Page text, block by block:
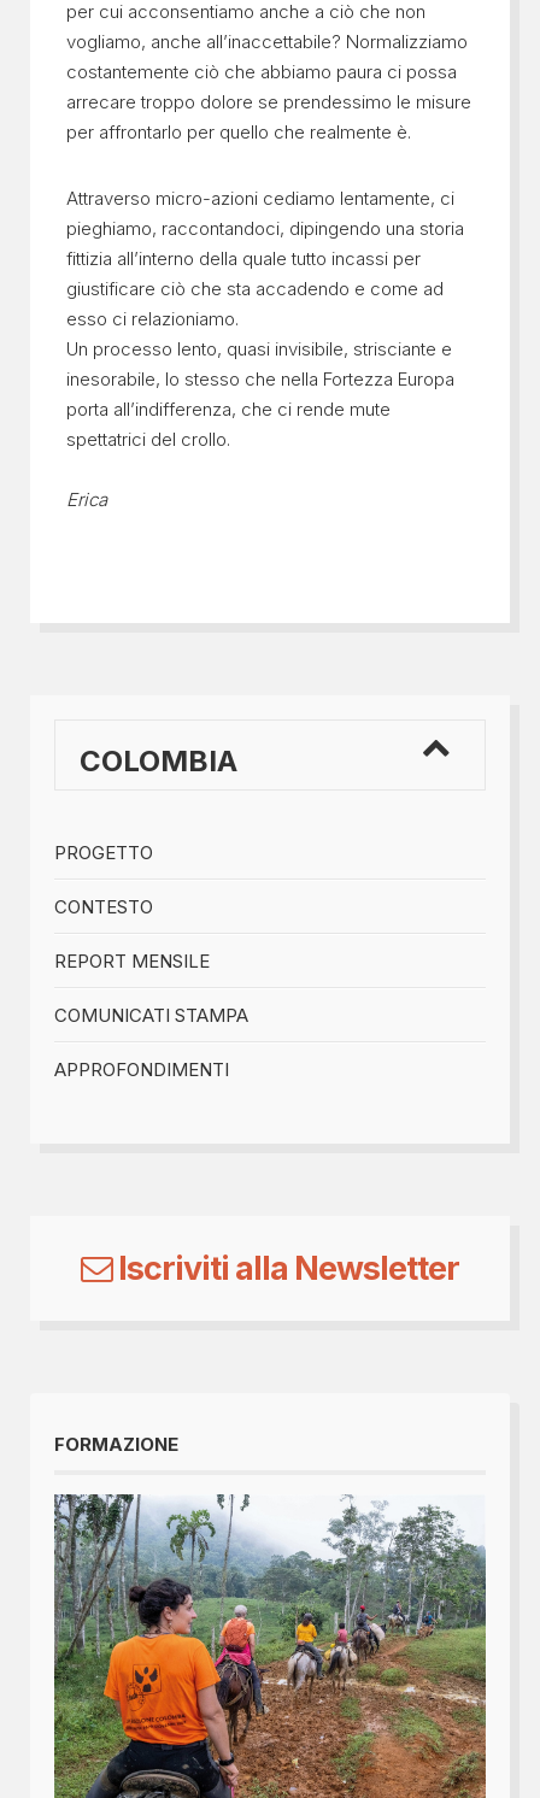
per cui acconsentiamo anche a ciò che non
vogliamo, anche all’inaccettabile? Normalizziamo
costantemente ciò che abbiamo paura ci possa
arrecare troppo dolore se prendessimo le misure
per affrontarlo per quello che realmente è.
Attraverso micro-azioni cediamo lentamente, ci
pieghiamo, raccontandoci, dipingendo una storia
fittizia all’interno della quale tutto incassi per
giustificare ciò che sta accadendo e come ad
esso ci relazioniamo.
Un processo lento, quasi invisibile, strisciante e
inesorabile, lo stesso che nella Fortezza Europa
porta all’indifferenza, che ci rende mute
spettatrici del crollo.
Erica
COLOMBIA
PROGETTO
CONTESTO
REPORT MENSILE
COMUNICATI STAMPA
APPROFONDIMENTI
Iscriviti alla Newsletter
FORMAZIONE